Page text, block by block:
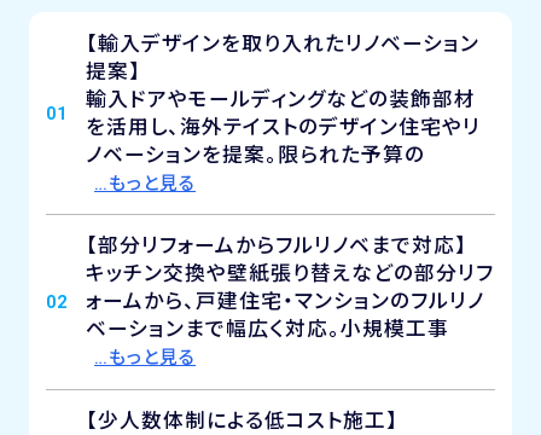
01
【輸入デザインを取り入れたリノベーション
提案】
輸入ドアやモールディングなどの装飾部材
を活用し、海外テイストのデザイン住宅やリ
ノベーションを提案。限られた予算の
…もっと見る
02
【部分リフォームからフルリノベまで対応】
キッチン交換や壁紙張り替えなどの部分リフ
ォームから、戸建住宅・マンションのフルリノ
ベーションまで幅広く対応。小規模工事
…もっと見る
【少人数体制による低コスト施工】